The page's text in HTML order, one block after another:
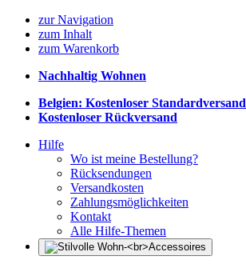
zur Navigation
zum Inhalt
zum Warenkorb
Nachhaltig Wohnen
Belgien: Kostenloser Standardversand
Kostenloser Rückversand
Hilfe
Wo ist meine Bestellung?
Rücksendungen
Versandkosten
Zahlungsmöglichkeiten
Kontakt
Alle Hilfe-Themen